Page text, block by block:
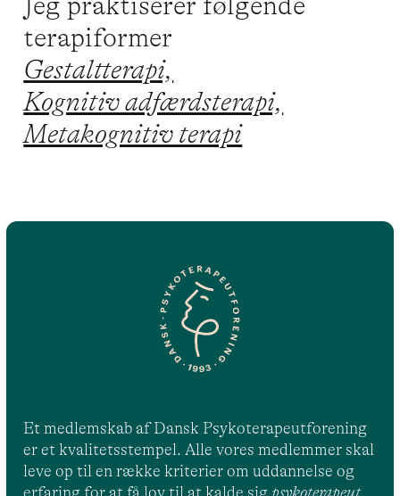
terapiformer
Gestaltterapi,
Kognitiv adfærdsterapi,
Metakognitiv terapi
Et medlemskab af Dansk Psykoterapeutforening
er et kvalitetsstempel. Alle vores medlemmer skal
leve op til en række kriterier om uddannelse og